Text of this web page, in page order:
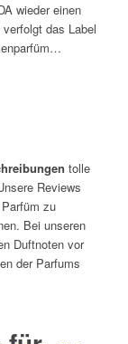
wieder einen
das Label
tolle
Reviews
zu
Bei unseren
Duftnoten vor
der Parfums